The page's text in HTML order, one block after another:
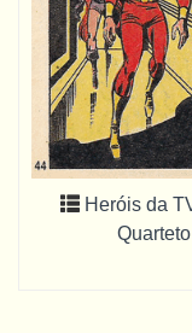
Heróis da